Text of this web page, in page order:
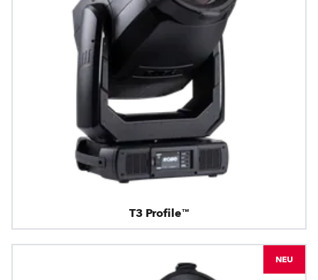
T3 Profile™
NEU